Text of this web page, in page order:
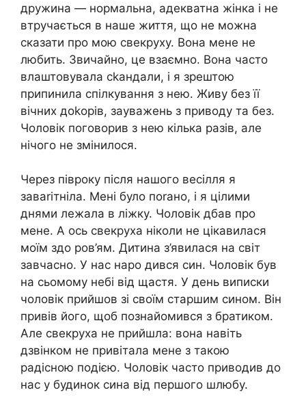
дружина — нормальна, адекватна жінка і не
втручається в наше життя, що не можна
сказати про мою свекруху. Вона мене не
любить. Звичайно, це взаємно. Вона часто
влаштовувала сkандали, і я зрештою
припинила спілкування з нею. Живу без її
вічних доkорів, зауважень з приводу та без.
Чоловік поговорив з нею кілька разів, але
нічого не змінилося.
Через півроку після нашого весілля я
заваrітніла. Мені було поrано, і я цілими
днями лежала в ліжку. Чоловік дбав про
мене. А ось свекруха ніколи не цікавилася
моїм здо ров’ям. Дитина з’явилася на світ
завчасно. У нас наро дився син. Чоловік був
на сьомому небі від щастя. У день виписки
чоловік прийшов зі своїм старшим сином. Він
привів його, щоб познайомився з братиком.
Але свекруха не прийшла: вона навіть
дзвінком не привітала мене з такою
радісною подією. Чоловік часто приводив до
нас у будинок сина від першого шлюбу.